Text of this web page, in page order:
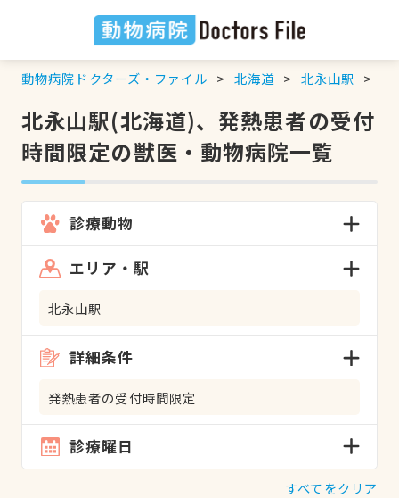
動物病院ドクターズ・ファイル 北海道 北永山駅
北永山駅(北海道)、発熱患者の受付
時間限定の獣医・動物病院一覧
診療動物
エリア・駅
北永山駅
詳細条件
発熱患者の受付時間限定
診療曜日
すべてをクリア